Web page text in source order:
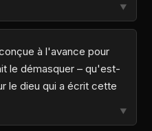
▼
à l'avance pour
le démasquer – qu'est-
le dieu qui a écrit cette
▼